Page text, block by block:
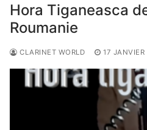
Hora Tiganeasca
Roumanie
CLARINET WORLD 17